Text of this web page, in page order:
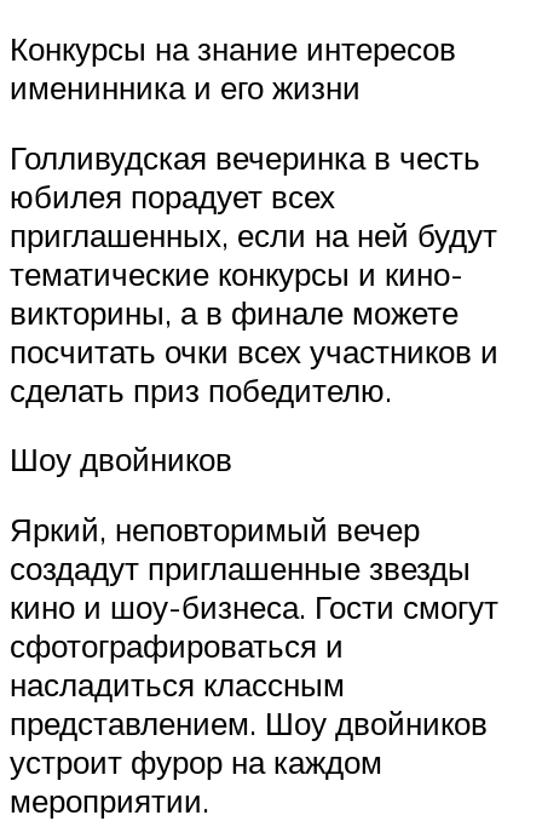
Конкурсы на знание интересов
именинника и его жизни
Голливудская вечеринка в честь
юбилея порадует всех
приглашенных, если на ней будут
тематические конкурсы и кино-
викторины, а в финале можете
посчитать очки всех участников и
сделать приз победителю.
Шоу двойников
Яркий, неповторимый вечер
создадут приглашенные звезды
кино и шоу-бизнеса. Гости смогут
сфотографироваться и
насладиться классным
представлением. Шоу двойников
устроит фурор на каждом
мероприятии.